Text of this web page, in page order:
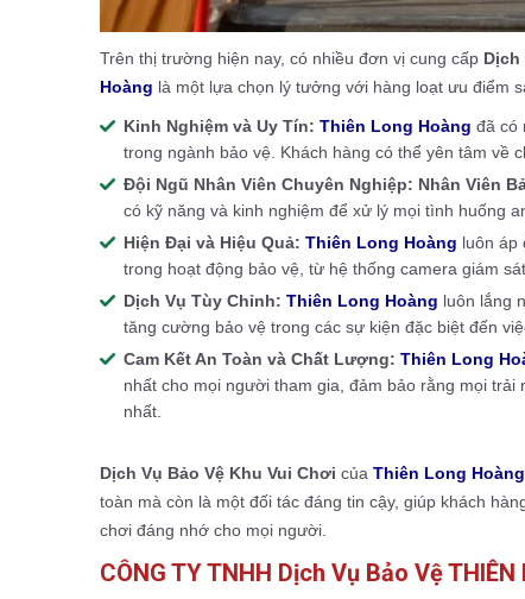
Trên thị trường hiện nay, có nhiều đơn vị cung cấp Dịch
Hoàng là một lựa chọn lý tưởng với hàng loạt ưu điểm
Kinh Nghiệm và Uy Tín: Thiên Long Hoàng đã có
trong ngành bảo vệ. Khách hàng có thể yên tâm về
Đội Ngũ Nhân Viên Chuyên Nghiệp: Nhân Viên
có kỹ năng và kinh nghiệm để xử lý mọi tình huống
Hiện Đại và Hiệu Quả: Thiên Long Hoàng luôn áp
trong hoạt động bảo vệ, từ hệ thống camera giám
Dịch Vụ Tùy Chỉnh: Thiên Long Hoàng luôn lắng
tăng cường bảo vệ trong các sự kiện đặc biệt đến
Cam Kết An Toàn và Chất Lượng: Thiên Long
nhất cho mọi người tham gia, đảm bảo rằng mọi
nhất.
Dịch Vụ Bảo Vệ Khu Vui Chơi của Thiên Long Hoàng
toàn mà còn là một đối tác đáng tin cậy, giúp khách
chơi đáng nhớ cho mọi người.
CÔNG TY TNHH Dịch Vụ Bảo Vệ THIÊN